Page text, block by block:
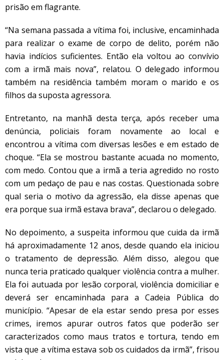
prisão em flagrante.
“Na semana passada a vítima foi, inclusive, encaminhada
para realizar o exame de corpo de delito, porém não
havia indícios suficientes. Então ela voltou ao convívio
com a irmã mais nova”, relatou. O delegado informou
também na residência também moram o marido e os
filhos da suposta agressora.
Entretanto, na manhã desta terça, após receber uma
denúncia, policiais foram novamente ao local e
encontrou a vítima com diversas lesões e em estado de
choque. “Ela se mostrou bastante acuada no momento,
com medo. Contou que a irmã a teria agredido no rosto
com um pedaço de pau e nas costas. Questionada sobre
qual seria o motivo da agressão, ela disse apenas que
era porque sua irmã estava brava”, declarou o delegado.
No depoimento, a suspeita informou que cuida da irmã
há aproximadamente 12 anos, desde quando ela iniciou
o tratamento de depressão. Além disso, alegou que
nunca teria praticado qualquer violência contra a mulher.
Ela foi autuada por lesão corporal, violência domiciliar e
deverá ser encaminhada para a Cadeia Pública do
município. “Apesar de ela estar sendo presa por esses
crimes, iremos apurar outros fatos que poderão ser
caracterizados como maus tratos e tortura, tendo em
vista que a vítima estava sob os cuidados da irmã”, frisou